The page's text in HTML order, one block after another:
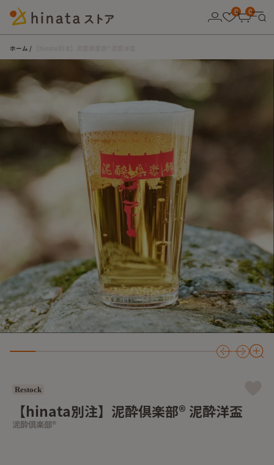
0
0
ホーム
Restock
【hinata別注】泥酔倶楽部®︎ 泥酔洋盃
泥酔倶楽部®︎